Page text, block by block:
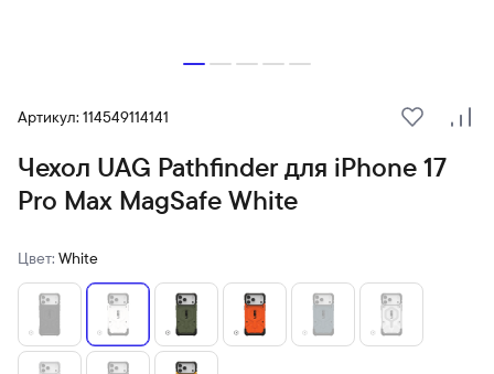
Артикул: 114549114141
В
Чехол UAG Pathfinder для iPhone 17
Pro Max MagSafe White
Цвет: White